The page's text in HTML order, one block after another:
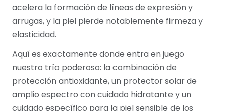
acelera la formación de líneas de expresión y
arrugas, y la piel pierde notablemente firmeza y
elasticidad.
Aquí es exactamente donde entra en juego
nuestro trío poderoso: la combinación de
protección antioxidante, un protector solar de
amplio espectro con cuidado hidratante y un
cuidado específico para la piel sensible de los